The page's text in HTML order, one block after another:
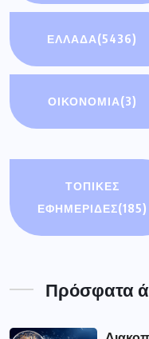
ΕΛΛΑΔΑ(5436)
ΟΙΚΟΝΟΜΊΑ(3)
ΤΟΠΙΚΕΣ
ΕΦΗΜΕΡΙΔΕΣ(185)
Πρόσφατα